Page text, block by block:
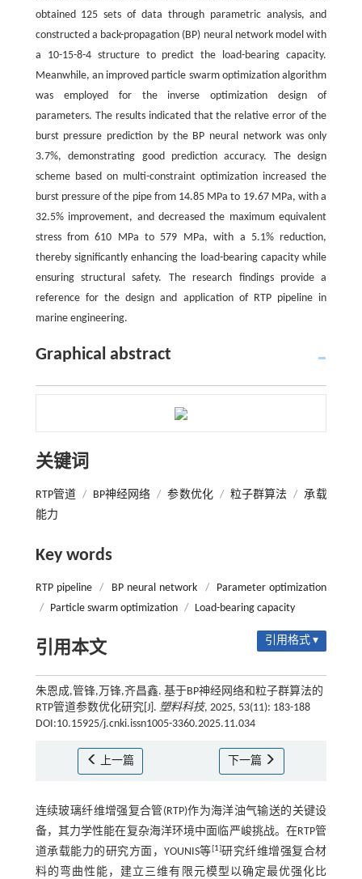
obtained 125 sets of data through parametric analysis, and
constructed a back-propagation (BP) neural network model with
a 10-15-8-4 structure to predict the load-bearing capacity.
Meanwhile, an improved particle swarm optimization algorithm
was employed for the inverse optimization design of
parameters. The results indicated that the relative error of the
burst pressure prediction by the BP neural network was only
3.7%, demonstrating good prediction accuracy. The design
scheme based on multi-constraint optimization increased the
burst pressure of the pipe from 14.85 MPa to 19.67 MPa, with a
32.5% improvement, and decreased the maximum equivalent
stress from 610 MPa to 579 MPa, with a 5.1% reduction,
thereby significantly enhancing the load-bearing capacity while
ensuring structural safety. The research findings provide a
reference for the design and application of RTP pipeline in
marine engineering.
Graphical abstract
关键词
RTP管道 / BP神经网络 / 参数优化 / 粒子群算法 / 承载
能力
Key words
RTP pipeline / BP neural network /
Parameter optimization
/
Particle swarm optimization / Load-bearing capacity
引用本文 引用格式 ▾
朱恩成,管锋,万锋,齐昌鑫. 基于BP神经网络和粒子群算法的
RTP管道参数优化研究[J]. 塑料科技, 2025, 53(11): 183-188
DOI:10.15925/j.cnki.issn1005-3360.2025.11.034
上一篇 下一篇
连续玻璃纤维增强复合管(RTP)作为海洋油气输送的关键设
备，其力学性能在复杂海洋环境中面临严峻挑战。在RTP管
道承载能力的研究方面，YOUNIS等[1]研究纤维增强复合材
料的弯曲性能，建立三维有限元模型以确定最优强化比